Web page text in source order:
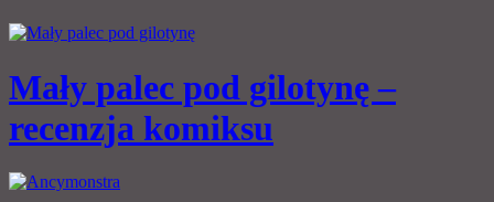
Mały palec pod gilotynę –
recenzja komiksu